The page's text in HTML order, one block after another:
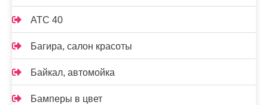
АТС 40
Багира, салон красоты
Байкал, автомойка
Бамперы в цвет